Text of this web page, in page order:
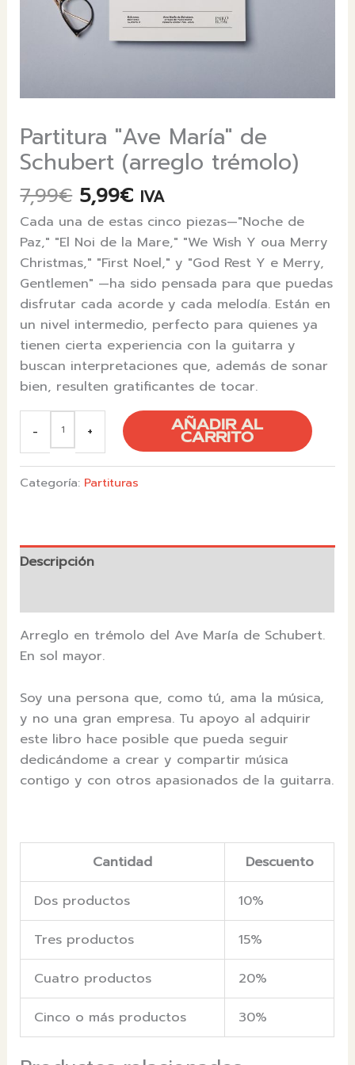
Partitura "Ave María" de
Schubert (arreglo trémolo)
7,99€ El
precio
original
era:
7,99€.
5,99€El
precio
actual
es:
5,99€.
IVA
Cada una de estas cinco piezas—"Noche de
Paz," "El Noi de la Mare," "We Wish Y oua Merry
Christmas," "First Noel," y "God Rest Y e Merry,
Gentlemen" —ha sido pensada para que puedas
disfrutar cada acorde y cada melodía. Están en
un nivel intermedio, perfecto para quienes ya
tienen cierta experiencia con la guitarra y
buscan interpretaciones que, además de sonar
bien, resulten gratificantes de tocar.
-
"AVE
MARÍA"
DE
SCHUBERT
+ AÑADIR AL
CARRITO
Categoría: Partituras
Descripción
Arreglo en trémolo del Ave María de Schubert.
En sol mayor.
Soy una persona que, como tú, ama la música,
y no una gran empresa. Tu apoyo al adquirir
este libro hace posible que pueda seguir
dedicándome a crear y compartir música
contigo y con otros apasionados de la guitarra.
Cantidad
Descuento
Dos productos
10%
Tres productos
15%
Cuatro productos
20%
Cinco o más productos
30%